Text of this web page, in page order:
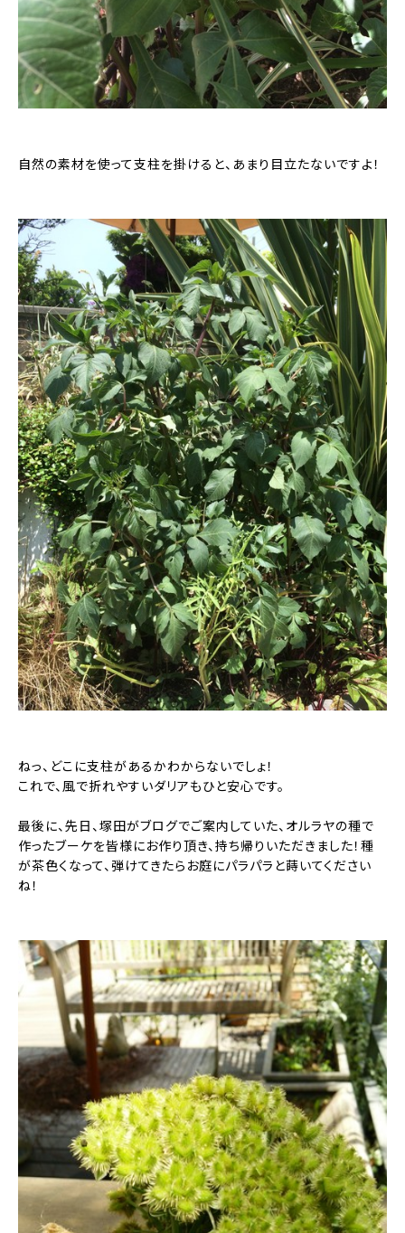
自然の素材を使って支柱を掛けると、あまり目立たないですよ！
ねっ、どこに支柱があるかわからないでしょ！
これで、風で折れやすいダリアもひと安心です。
最後に、先日、塚田がブログでご案内していた、オルラヤの種で
作ったブーケを皆様にお作り頂き、持ち帰りいただきました！種
が茶色くなって、弾けてきたらお庭にパラパラと蒔いてください
ね！